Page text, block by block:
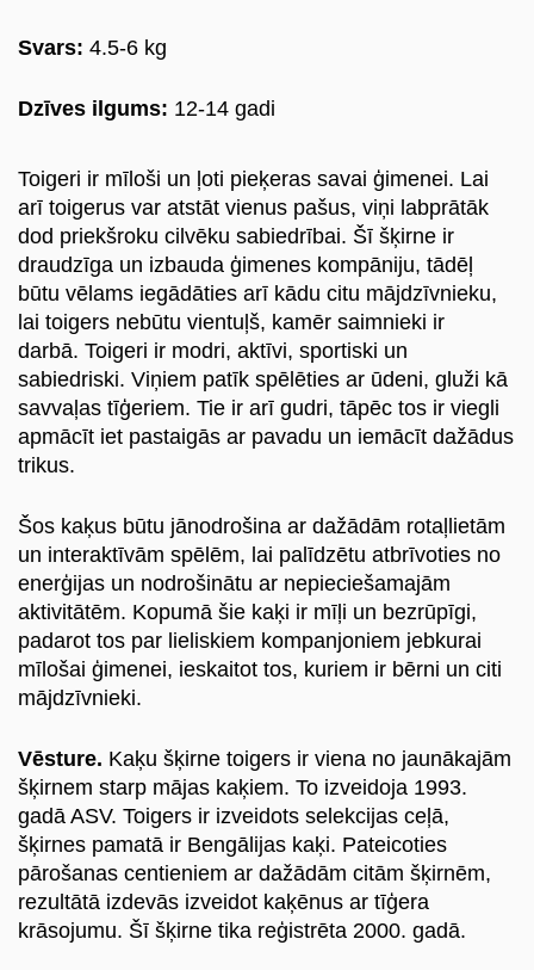
Svars: 4.5-6 kg
Dzīves ilgums: 12-14 gadi
Toigeri ir mīloši un ļoti pieķeras savai ģimenei. Lai
arī toigerus var atstāt vienus pašus, viņi labprātāk
dod priekšroku cilvēku sabiedrībai. Šī šķirne ir
draudzīga un izbauda ģimenes kompāniju, tādēļ
būtu vēlams iegādāties arī kādu citu mājdzīvnieku,
lai toigers nebūtu vientuļš, kamēr saimnieki ir
darbā. Toigeri ir modri, aktīvi, sportiski un
sabiedriski. Viņiem patīk spēlēties ar ūdeni, gluži kā
savvaļas tīģeriem. Tie ir arī gudri, tāpēc tos ir viegli
apmācīt iet pastaigās ar pavadu un iemācīt dažādus
trikus.
Šos kaķus būtu jānodrošina ar dažādām rotaļlietām
un interaktīvām spēlēm, lai palīdzētu atbrīvoties no
enerģijas un nodrošinātu ar nepieciešamajām
aktivitātēm. Kopumā šie kaķi ir mīļi un bezrūpīgi,
padarot tos par lieliskiem kompanjoniem jebkurai
mīlošai ģimenei, ieskaitot tos, kuriem ir bērni un citi
mājdzīvnieki.
Vēsture. Kaķu šķirne toigers ir viena no jaunākajām
šķirnem starp mājas kaķiem. To izveidoja 1993.
gadā ASV. Toigers ir izveidots selekcijas ceļā,
šķirnes pamatā ir Bengālijas kaķi. Pateicoties
pārošanas centieniem ar dažādām citām šķirnēm,
rezultātā izdevās izveidot kaķēnus ar tīģera
krāsojumu. Šī šķirne tika reģistrēta 2000. gadā.